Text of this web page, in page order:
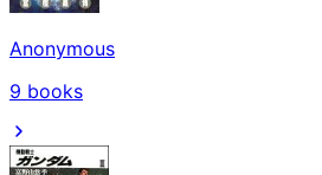
Anonymous
9 books